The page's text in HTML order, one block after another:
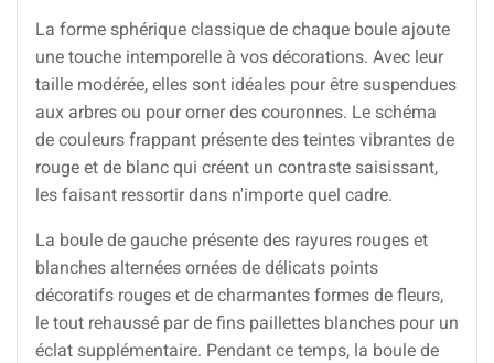
La forme sphérique classique de chaque boule ajoute
une touche intemporelle à vos décorations. Avec leur
taille modérée, elles sont idéales pour être suspendues
aux arbres ou pour orner des couronnes. Le schéma
de couleurs frappant présente des teintes vibrantes de
rouge et de blanc qui créent un contraste saisissant,
les faisant ressortir dans n'importe quel cadre.
La boule de gauche présente des rayures rouges et
blanches alternées ornées de délicats points
décoratifs rouges et de charmantes formes de fleurs,
le tout rehaussé par de fins paillettes blanches pour un
éclat supplémentaire. Pendant ce temps, la boule de